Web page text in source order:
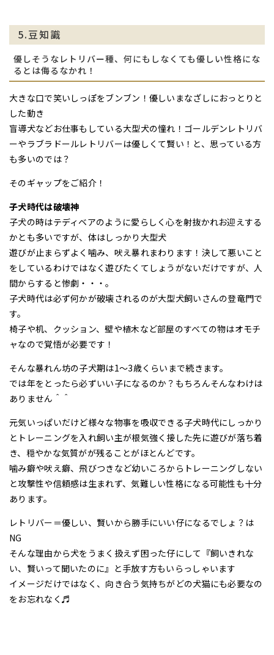
5.豆知識
優しそうなレトリバー種、何にもしなくても優しい性格にな
るとは侮るなかれ！
大きな口で笑いしっぽをブンブン！優しいまなざしにおっとりと
した動き
盲導犬などお仕事もしている大型犬の憧れ！ゴールデンレトリバ
ーやラブラドールレトリバーは優しくて賢い！と、思っている方
も多いのでは？
そのギャップをご紹介！
子犬時代は破壊神
子犬の時はテディベアのように愛らしく心を射抜かれお迎えする
かとも多いですが、体はしっかり大型犬
遊びが止まらずよく噛み、吠え暴れまわります！決して悪いこと
をしているわけではなく遊びたくてしょうがないだけですが、人
間からすると惨劇・・・。
子犬時代は必ず何かが破壊されるのが大型犬飼いさんの登竜門で
す。
椅子や机、クッション、壁や植木など部屋のすべての物はオモチ
ャなので覚悟が必要です！
そんな暴れん坊の子犬期は1～3歳くらいまで続きます。
では年をとったら必ずいい子になるのか？もちろんそんなわけは
ありません＾＾
元気いっぱいだけど様々な物事を吸収できる子犬時代にしっかり
とトレーニングを入れ飼い主が根気強く接した先に遊びが落ち着
き、穏やかな気質がが残ることがほとんどです。
噛み癖や吠え癖、飛びつきなど幼いころからトレーニングしない
と攻撃性や信頼感は生まれず、気難しい性格になる可能性も十分
あります。
レトリバー＝優しい、賢いから勝手にいい仔になるでしょ？は
NG
そんな理由から犬をうまく扱えず困った仔にして『飼いきれな
い、賢いって聞いたのに』と手放す方もいらっしゃいます
イメージだけではなく、向き合う気持ちがどの犬猫にも必要なの
をお忘れなく♬